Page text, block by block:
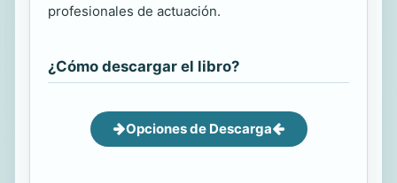
profesionales de actuación.
¿Cómo descargar el libro?
Opciones de Descarga